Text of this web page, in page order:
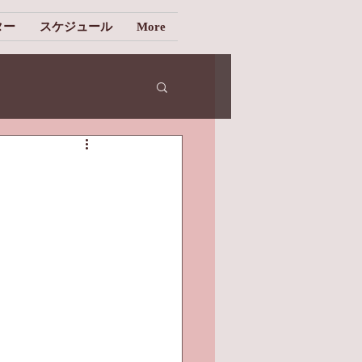
ー スケジュール More